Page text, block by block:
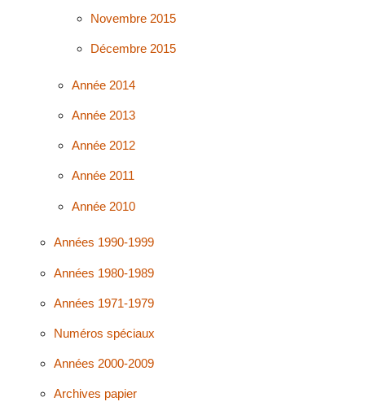
Novembre 2015
Décembre 2015
Année 2014
Année 2013
Année 2012
Année 2011
Année 2010
Années 1990-1999
Années 1980-1989
Années 1971-1979
Numéros spéciaux
Années 2000-2009
Archives papier